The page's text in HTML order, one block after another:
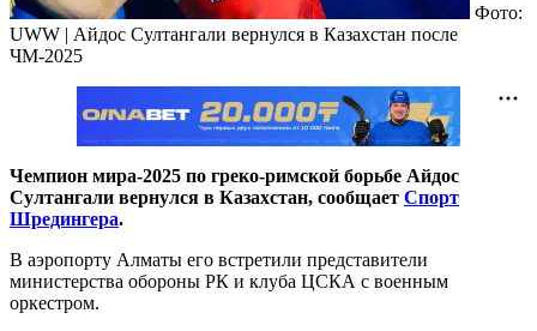
Фото:
UWW | Айдос Султангали вернулся в Казахстан после
ЧМ-2025
Чемпион мира-2025 по греко-римской борьбе Айдос
Султангали вернулся в Казахстан, сообщает Спорт
Шредингера.
В аэропорту Алматы его встретили представители
министерства обороны РК и клуба ЦСКА с военным
оркестром.